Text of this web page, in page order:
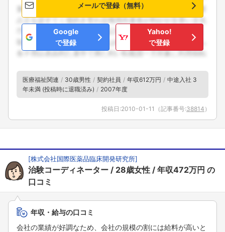
メールで登録（無料）
Google
で登録
Yahoo!
で登録
医療福祉関連 30歳男性 契約社員 年収612万円
中途入社 3
年未満 (投稿時に退職済み)
2007年度
投稿日:2010-01-11 （記事番号:38814 ）
[株式会社国際医薬品臨床開発研究所]
治験コーディネーター 28歳女性 年収472万円 の
口コミ
年収・給与の口コミ
会社の業績が好調なため、会社の規模の割には給料が高いと